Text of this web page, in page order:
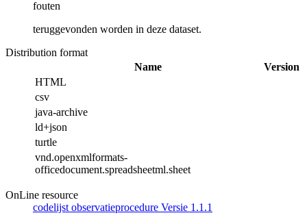
fouten
teruggevonden worden in deze dataset.
Distribution format
Name
Version
HTML
csv
java-archive
ld+json
turtle
vnd.openxmlformats-
officedocument.spreadsheetml.sheet
OnLine resource
codelijst observatieprocedure Versie 1.1.1